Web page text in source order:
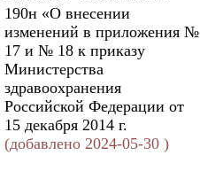
190н «О внесении
изменений в приложения №
17 и № 18 к приказу
Министерства
здравоохранения
Российской Федерации от
15 декабря 2014 г.
(добавлено 2024-05-30 )